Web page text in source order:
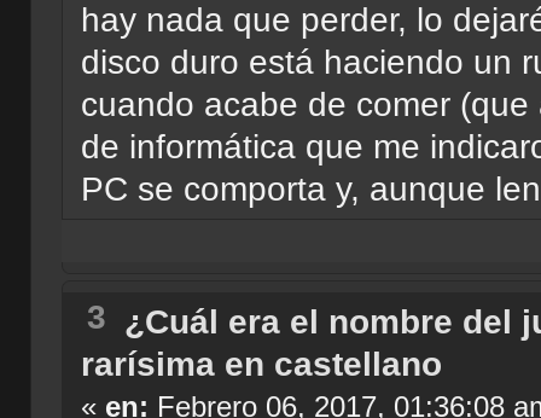
hay nada que perder, lo
disco duro está haciendo un
cuando acabe de comer
de informática que me
PC se comporta y, aunque
3 ¿Cuál era el nombre del
rarísima en castellano
« en: Febrero 06, 2017, 01:36:08